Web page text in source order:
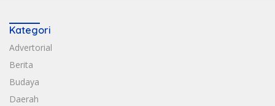
Kategori
Advertorial
Berita
Budaya
Daerah